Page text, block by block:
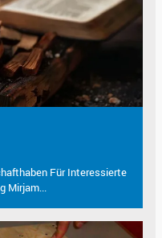
Für Interessierte
Mirjam...